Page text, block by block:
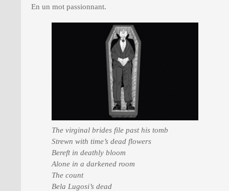
En un mot passionnant.
The virginal brides file past his tomb
Strewn with time’s dead flowers
Bereft in deathly bloom
Alone in a darkened room
The count
Bela Lugosi’s dead